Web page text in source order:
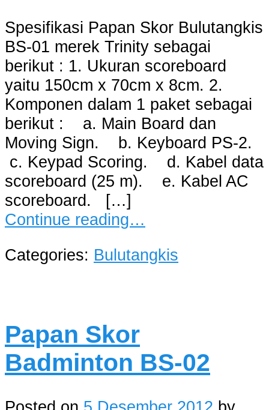
Spesifikasi Papan Skor Bulutangkis
BS-01 merek Trinity sebagai
berikut : 1. Ukuran scoreboard
yaitu 150cm x 70cm x 8cm. 2.
Komponen dalam 1 paket sebagai
berikut : a. Main Board dan
Moving Sign. b. Keyboard PS-2.
c. Keypad Scoring. d. Kabel data
scoreboard (25 m). e. Kabel AC
scoreboard. […]
Continue reading…
Categories: Bulutangkis
Papan Skor
Badminton BS-02